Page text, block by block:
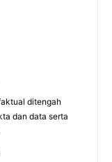
ditengah
dan data serta